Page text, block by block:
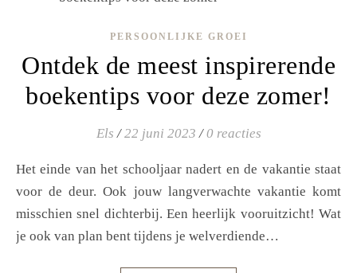
PERSOONLIJKE GROEI
Ontdek de meest inspirerende
boekentips voor deze zomer!
Els / 22 juni 2023 / 0 reacties
Het einde van het schooljaar nadert en de vakantie staat
voor de deur. Ook jouw langverwachte vakantie komt
misschien snel dichterbij. Een heerlijk vooruitzicht! Wat
je ook van plan bent tijdens je welverdiende…